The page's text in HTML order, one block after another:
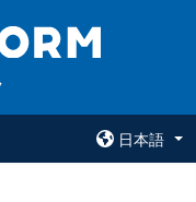
日本語